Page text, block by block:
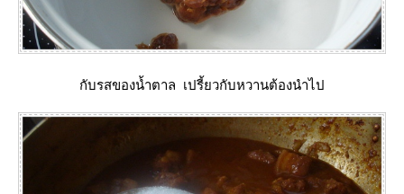
กับรสของน้ำตาล เปรี้ยวกับหวานต้องนำไป